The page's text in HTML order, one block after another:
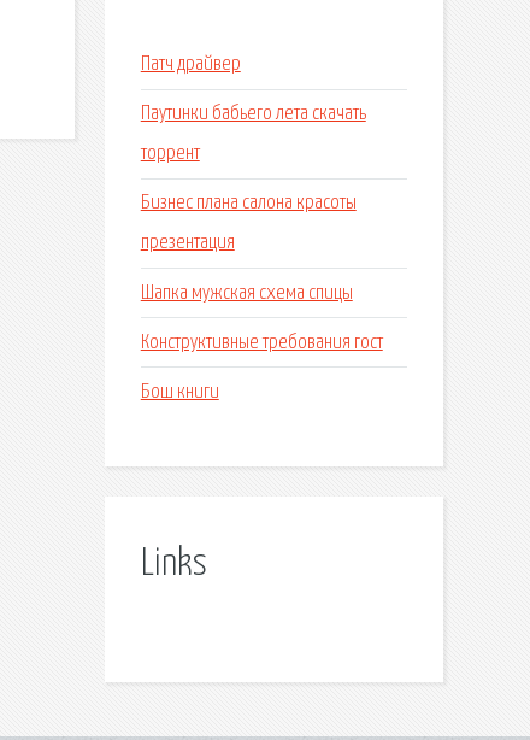
Патч драйвер
Паутинки бабьего лета скачать
торрент
Бизнес плана салона красоты
презентация
Шапка мужская схема спицы
Конструктивные требования гост
Бош книги
Links